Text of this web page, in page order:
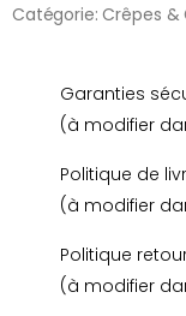
Catégorie: Crêpes &
Garanties
(à modifier
Politique de
(à modifier
Politique
(à modifier